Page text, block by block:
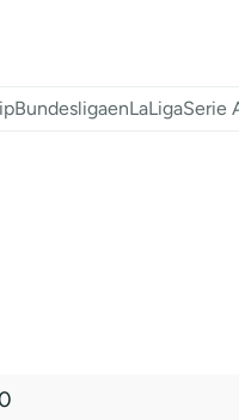
BundesligaenLaLigaSerie